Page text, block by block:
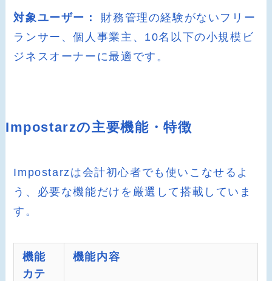
対象ユーザー：
財務管理の経験がないフリー
ランサー、個人事業主、10名以下の小規模ビ
ジネスオーナーに最適です。
Impostarzの主要機能・特徴
Impostarzは会計初心者でも使いこなせるよ
う、必要な機能だけを厳選して搭載していま
す。
機能
カテ
機能内容